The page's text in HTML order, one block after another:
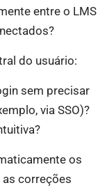
entre o LMS
do usuário:
sem precisar
via SSO)?
os
correções